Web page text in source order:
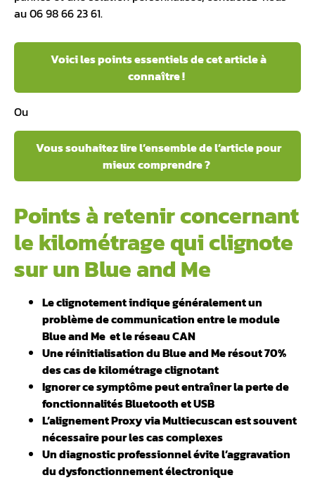
au 06 98 66 23 61.
Voici les points essentiels de cet article à
connaître !
Ou
Vous souhaitez lire l’ensemble de l’article pour
mieux comprendre ?
Points à retenir concernant
le kilométrage qui clignote
sur un Blue and Me
Le clignotement indique généralement un
problème de communication entre le module
Blue and Me et le réseau CAN
Une réinitialisation du Blue and Me résout 70%
des cas de kilométrage clignotant
Ignorer ce symptôme peut entraîner la perte de
fonctionnalités Bluetooth et USB
L’alignement Proxy via Multiecuscan est souvent
nécessaire pour les cas complexes
Un diagnostic professionnel évite l’aggravation
du dysfonctionnement électronique